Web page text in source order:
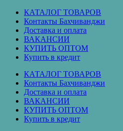
Перейти
содержимому
КАТАЛОГ ТОВАРОВ
Контакты Бахчиванджи
Доставка и оплата
ВАКАНСИИ
КУПИТЬ ОПТОМ
Купить в кредит
КАТАЛОГ ТОВАРОВ
Контакты Бахчиванджи
Доставка и оплата
ВАКАНСИИ
КУПИТЬ ОПТОМ
Купить в кредит